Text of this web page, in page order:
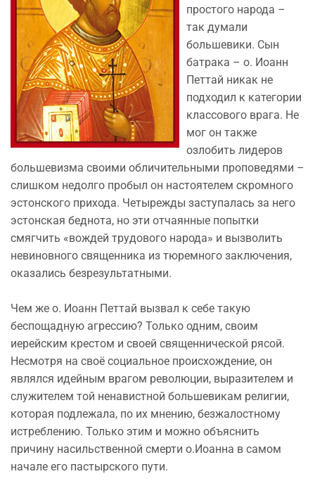
простого народа –
так думали
большевики. Сын
батрака – о. Иоанн
Петтай никак не
подходил к категории
классового врага. Не
мог он также
озлобить лидеров
большевизма своими обличительными проповедями –
слишком недолго пробыл он настоятелем скромного
эстонского прихода. Четырежды заступалась за него
эстонская беднота, но эти отчаянные попытки
смягчить «вождей трудового народа» и вызволить
невиновного священника из тюремного заключения,
оказались безрезультатными.
Чем же о. Иоанн Петтай вызвал к себе такую
беспощадную агрессию? Только одним, своим
иерейским крестом и своей священнической рясой.
Несмотря на своё социальное происхождение, он
являлся идейным врагом революции, выразителем и
служителем той ненавистной большевикам религии,
которая подлежала, по их мнению, безжалостному
истреблению. Только этим и можно объяснить
причину насильственной смерти о.Иоанна в самом
начале его пастырского пути.